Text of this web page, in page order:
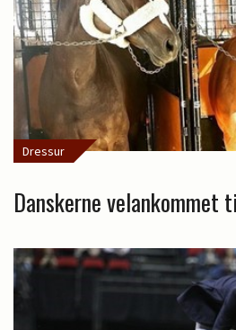
Dressur
Danskerne velankommet